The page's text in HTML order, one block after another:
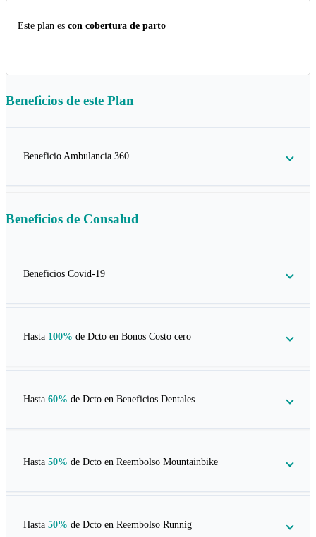
Este plan es con cobertura de parto
Beneficios de este Plan
Beneficio Ambulancia 360
Beneficios de Consalud
Beneficios Covid-19
Hasta 100% de Dcto en Bonos Costo cero
Hasta 60% de Dcto en Beneficios Dentales
Hasta 50% de Dcto en Reembolso Mountainbike
Hasta 50% de Dcto en Reembolso Runnig